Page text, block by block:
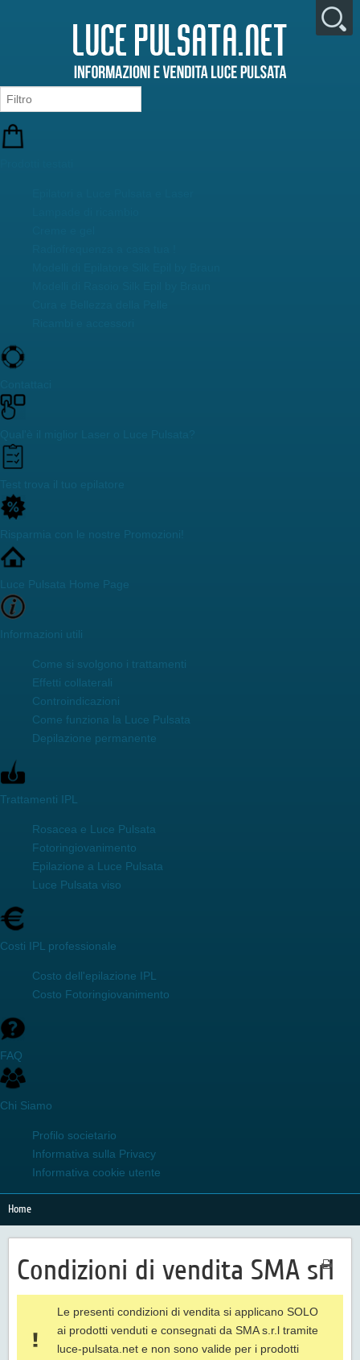
Risparmia con le nostre Promozioni!
Luce Pulsata Home Page
Informazioni utili
Come si svolgono i trattamenti
Effetti collaterali
Controindicazioni
Come funziona la Luce Pulsata
Depilazione permanente
Trattamenti IPL
Rosacea e Luce Pulsata
Fotoringiovanimento
Epilazione a Luce Pulsata
Luce Pulsata viso
Costi IPL professionale
Costo dell'epilazione IPL
Costo Fotoringiovanimento
FAQ
Chi Siamo
Profilo societario
Informativa sulla Privacy
Informativa cookie utente
Home
Condizioni di vendita SMA srl
Le presenti condizioni di vendita si applicano SOLO
ai prodotti venduti e consegnati da SMA s.r.l tramite
luce-pulsata.net e non sono valide per i prodotti